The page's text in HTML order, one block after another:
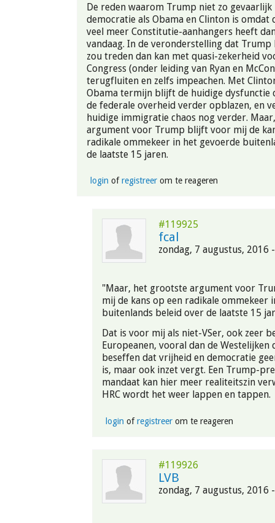
De reden waarom Trump niet zo gevaarlijk
democratie als Obama en Clinton is omdat
veel meer Constitutie-aanhangers heeft
vandaag. In de veronderstelling dat
zou treden dan kan met quasi-zekerheid
Congress (onder leiding van Ryan en
terugfluiten en zelfs impeachen. Met
Obama termijn blijft de huidige dysfunctie
de federale overheid verder opblazen, en
huidige immigratie chaos nog verder.
argument voor Trump blijft voor mij de
radikale ommekeer in het gevoerde
de laatste 15 jaren.
login ofregistreerom te reageren
#119925
fcal
zondag, 7 augustus, 2016
"Maar, het grootste argument voor
mij de kans op een radikale ommekeer
buitenlands beleid over de laatste 15
Dat is voor mij als niet-VSer, ook zeer
Europeanen, vooral dan de Westelijken
beseffen dat vrijheid en democratie
is, maar ook inzet vergt. Een Trump-
mandaat kan hier meer realiteitszin
HRC wordt het weer lappen en tappen.
login ofregistreerom te reageren
#119926
LVB
zondag, 7 augustus, 2016